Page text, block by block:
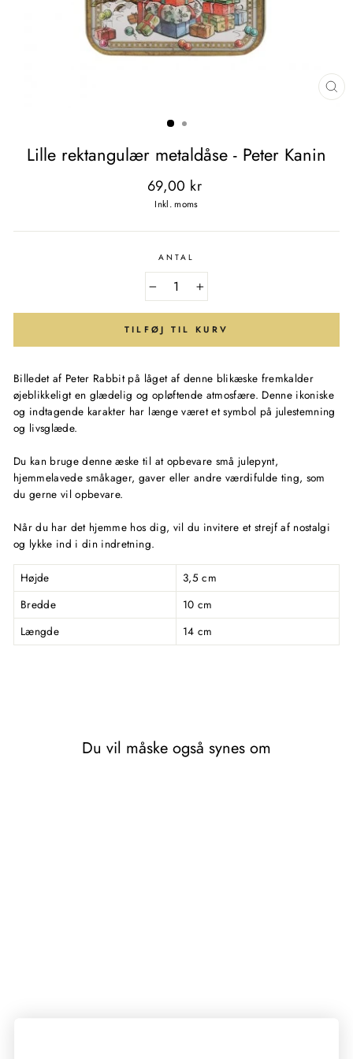
Lille rektangulær metaldåse - Peter Kanin
Normal
pris
69,00 kr
Inkl. moms
ANTAL
+
TILFØJ TIL KURV
Billedet af Peter Rabbit på låget af denne blikæske fremkalder
øjeblikkeligt en glædelig og opløftende atmosfære. Denne ikoniske
og indtagende karakter har længe været et symbol på julestemning
og livsglæde.
Du kan bruge denne æske til at opbevare små julepynt,
hjemmelavede småkager, gaver eller andre værdifulde ting, som
du gerne vil opbevare.
Når du har det hjemme hos dig, vil du invitere et strejf af nostalgi
og lykke ind i din indretning.
Højde
3,5 cm
Bredde
10 cm
Længde
14 cm
Du vil måske også synes om